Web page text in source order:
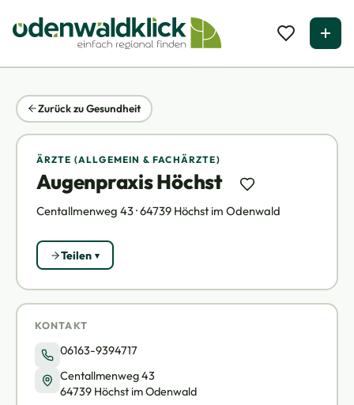
Zurück zu Gesundheit
ÄRZTE (ALLGEMEIN & FACHÄRZTE)
Augenpraxis Höchst
Centallmenweg 43 · 64739 Höchst im Odenwald
Teilen
KONTAKT
06163-9394717
Centallmenweg 43
64739 Höchst im Odenwald